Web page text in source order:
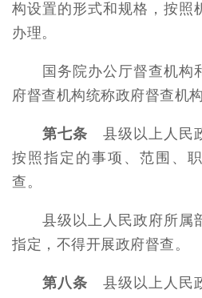
构设置的形式和规格，按照
办理。
国务院办公厅督查机构
府督查机构统称政府督查机构
第七条县级以上人民
按照指定的事项、范围、
查。
县级以上人民政府所属
指定，不得开展政府督查。
第八条县级以上人民